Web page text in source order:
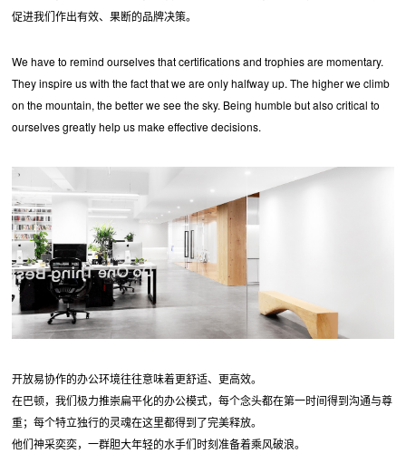
促进我们作出有效、果断的品牌决策。
We have to remind ourselves that certifications and trophies are momentary.
They inspire us with the fact that we are only halfway up. The higher we climb
on the mountain, the better we see the sky. Being humble but also critical to
ourselves greatly help us make effective decisions.
开放易协作的办公环境往往意味着更舒适、更高效。
在巴顿，我们极力推崇扁平化的办公模式，每个念头都在第一时间得到沟通与尊
重；每个特立独行的灵魂在这里都得到了完美释放。
他们神采奕奕，一群胆大年轻的水手们时刻准备着乘风破浪。